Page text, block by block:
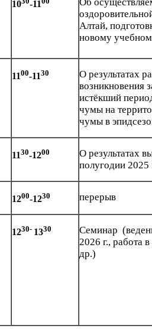
10 -11
Алтай,
новому
1100-1130
О результатах
возникновения
истёкший
чумы на
чумы в
1130-1200
О результатах
полугодии 2025
1200-1230 перерыв
1230- 1330
Семинар
2026 г., работа
др.)